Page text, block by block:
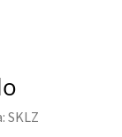
SKLZ